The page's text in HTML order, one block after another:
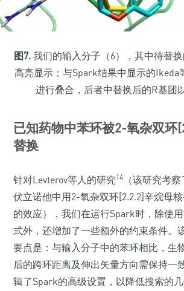
图7.我们的输入分子（6），其中待替
高亮显示；与Spark结果中显示的Ikeda
进行叠合，后者中替换后的R基团
已知药物中苯环被2-氧杂双环
替换
针对Levterov等人的研究14
（该研究考
伏立诺他中用2-氧杂双环[2.2.2]辛烷母
的效应），我们在运行Spark时，除使
式外，还增加了一些额外的约束条件。
要点是：与输入分子中的苯环相比，生
后的跨环距离及伸出矢量方向需保持一
辑了Spark的高级设置，以降低搜索的